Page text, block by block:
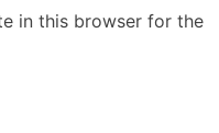
in this browser for the